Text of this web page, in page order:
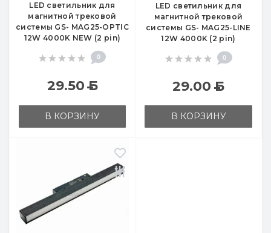
LED светильник для
магнитной трековой
системы GS- MAG25-OPTIC
12W 4000K NEW (2 pin)
0
29.50Б
В КОРЗИНУ
LED светильник для
магнитной трековой
системы GS- MAG25-LINE
12W 4000K (2 pin)
0
29.00Б
В КОРЗИНУ